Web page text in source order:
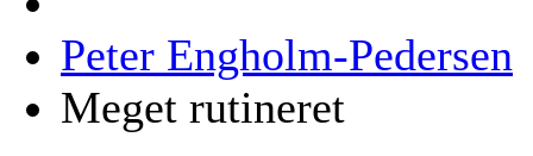
Peter Engholm-Pedersen
Meget rutineret